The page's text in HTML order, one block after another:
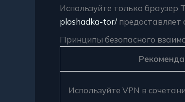
Используйте только браузер
ploshadka-tor/ предоставляет
Принципы безопасного
Используйте VPN в